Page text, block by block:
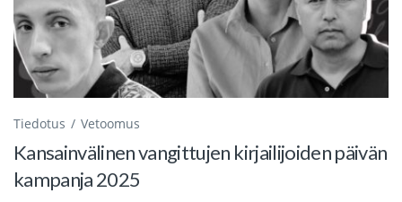
Tiedotus Vetoomus
Kansainvälinen vangittujen kirjailijoiden päivän
kampanja 2025